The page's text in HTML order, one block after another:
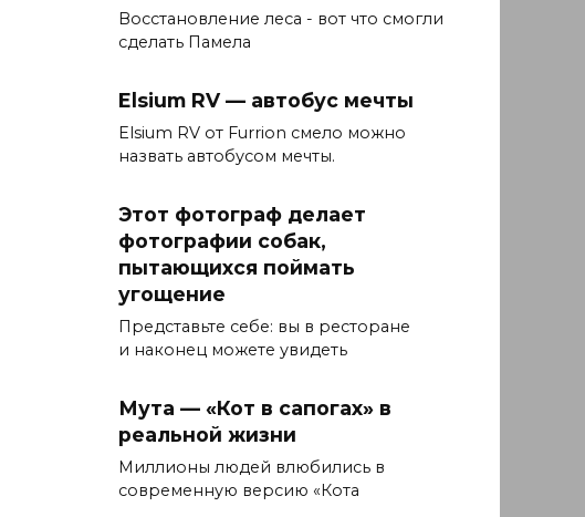
Восстановление леса - вот что смогли
сделать Памела
Elsium RV — автобус мечты
Elsium RV от Furrion смело можно
назвать автобусом мечты.
Этот фотограф делает
фотографии собак,
пытающихся поймать
угощение
Представьте себе: вы в ресторане
и наконец можете увидеть
Мута — «Кот в сапогах» в
реальной жизни
Миллионы людей влюбились в
современную версию «Кота